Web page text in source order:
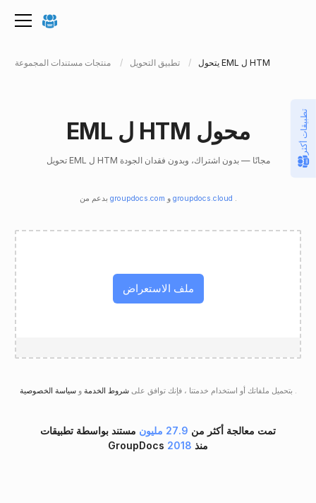
منتجات مستندات المجموعة تطبيق التحويل يتحول EML ل HTM
EML ل HTM محول
تحويل EML ل HTM مجانًا — بدون اشتراك، وبدون فقدان الجودة
groupdocs.com و groupdocs.cloud .
ملف الاستعراض
بتحميل ملفاتك أو استخدام خدمتنا ، فإنك توافق علىشروط الخدمةو .
تمت معالجة أكثر من 27.9 مليون
مستند بواسطة تطبيقات
GroupDocs منذ 2018
تطبيقات أكثر